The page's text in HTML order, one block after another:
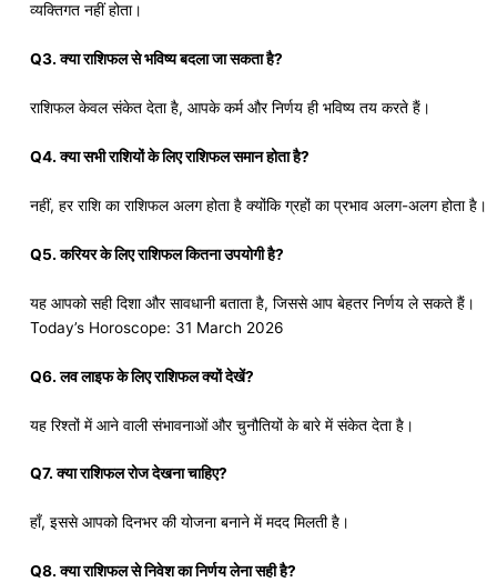
व्यक्तिगत नहीं होता।
Q3. क्या राशिफल से भविष्य बदला जा सकता है?
राशिफल केवल संकेत देता है, आपके कर्म और निर्णय ही भविष्य तय करते हैं।
Q4. क्या सभी राशियों के लिए राशिफल समान होता है?
नहीं, हर राशि का राशिफल अलग होता है क्योंकि ग्रहों का प्रभाव अलग-अलग होता है।
Q5. करियर के लिए राशिफल कितना उपयोगी है?
यह आपको सही दिशा और सावधानी बताता है, जिससे आप बेहतर निर्णय ले सकते हैं।
Today’s Horoscope: 31 March 2026
Q6. लव लाइफ के लिए राशिफल क्यों देखें?
यह रिश्तों में आने वाली संभावनाओं और चुनौतियों के बारे में संकेत देता है।
Q7. क्या राशिफल रोज देखना चाहिए?
हाँ, इससे आपको दिनभर की योजना बनाने में मदद मिलती है।
Q8. क्या राशिफल से निवेश का निर्णय लेना सही है?